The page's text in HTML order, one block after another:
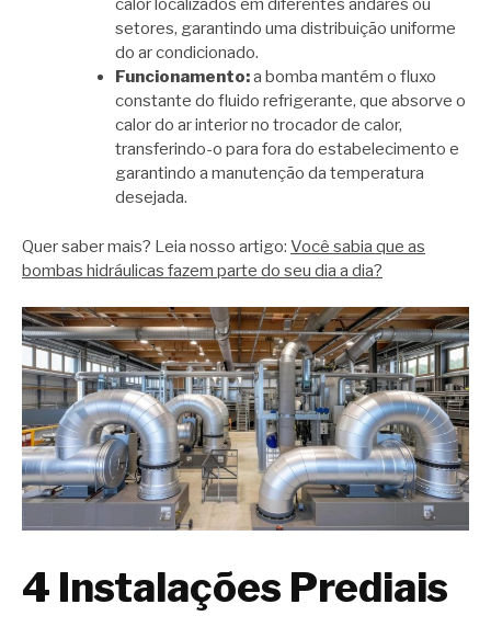
calor localizados em diferentes andares ou
setores, garantindo uma distribuição uniforme
do ar condicionado.
Funcionamento:a bomba mantém o fluxo
constante do fluido refrigerante, que absorve o
calor do ar interior no trocador de calor,
transferindo-o para fora do estabelecimento e
garantindo a manutenção da temperatura
desejada.
Quer saber mais? Leia nosso artigo: Você sabia que as
bombas hidráulicas fazem parte do seu dia a dia?
4 Instalações Prediais